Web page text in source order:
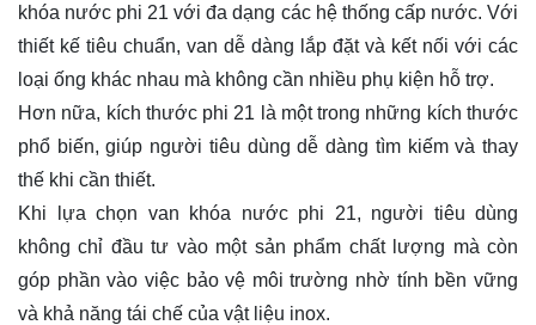
khóa nước phi 21 với đa dạng các hệ thống cấp nước. Với
thiết kế tiêu chuẩn, van dễ dàng lắp đặt và kết nối với các
loại ống khác nhau mà không cần nhiều phụ kiện hỗ trợ.
Hơn nữa, kích thước phi 21 là một trong những kích thước
phổ biến, giúp người tiêu dùng dễ dàng tìm kiếm và thay
thế khi cần thiết.
Khi lựa chọn van khóa nước phi 21, người tiêu dùng
không chỉ đầu tư vào một sản phẩm chất lượng mà còn
góp phần vào việc bảo vệ môi trường nhờ tính bền vững
và khả năng tái chế của vật liệu inox.